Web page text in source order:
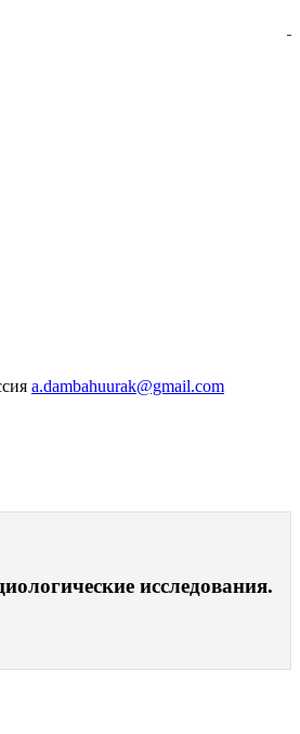
a.dambahuurak@gmail.com
исследования.